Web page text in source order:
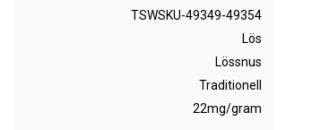
TSWSKU-49349-49354
Lös
Lössnus
Traditionell
22mg/gram